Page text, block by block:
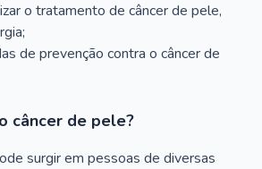
o tratamento de câncer de pele,
de prevenção contra o câncer de
câncer de pele?
surgir em pessoas de diversas